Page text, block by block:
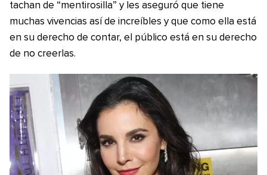
tachan de “mentirosilla” y les aseguró que tiene
muchas vivencias así de increíbles y que como ella está
en su derecho de contar, el público está en su derecho
de no creerlas.